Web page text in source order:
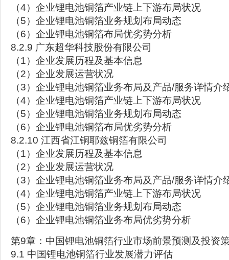
（4）企业锂电池铜箔产业链上下游布局状况
（5）企业锂电池铜箔业务规划布局动态
（6）企业锂电池铜箔布局优劣势分析
8.2.9 广东超华科技股份有限公司
（1）企业发展历程及基本信息
（2）企业发展运营状况
（3）企业锂电池铜箔业务布局及产品/服务详情介
（4）企业锂电池铜箔产业链上下游布局状况
（5）企业锂电池铜箔业务规划布局动态
（6）企业锂电池铜箔布局优劣势分析
8.2.10 江西省江铜耶兹铜箔有限公司
（1）企业发展历程及基本信息
（2）企业发展运营状况
（3）企业锂电池铜箔业务布局及产品/服务详情介
（4）企业锂电池铜箔产业链上下游布局状况
（5）企业锂电池铜箔业务规划布局动态
（6）企业锂电池铜箔业务布局优劣势分析
第9章：中国锂电池铜箔行业市场前景预测及投资
9.1 中国锂电池铜箔行业发展潜力评估